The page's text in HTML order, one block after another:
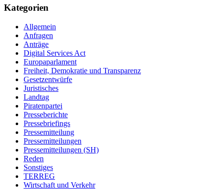
Kategorien
Allgemein
Anfragen
Anträge
Digital Services Act
Europaparlament
Freiheit, Demokratie und Transparenz
Gesetzentwürfe
Juristisches
Landtag
Piratenpartei
Presseberichte
Pressebriefings
Pressemitteilung
Pressemitteilungen
Pressemitteilungen (SH)
Reden
Sonstiges
TERREG
Wirtschaft und Verkehr